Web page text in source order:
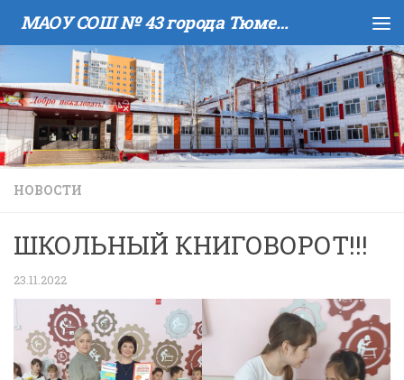
Skip to content МАОУ COШ № 43 города Тюмени имени В.И. Муравленко
НОВОСТИ
ШКОЛЬНЫЙ КНИГОВОРОТ!!!
23.11.2022